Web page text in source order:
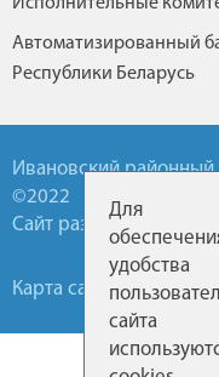
Автоматизированный
Республики Беларусь
Ивановский
©2022
Сайт разработан УП
Карта сайта
Для
удобства
сайта